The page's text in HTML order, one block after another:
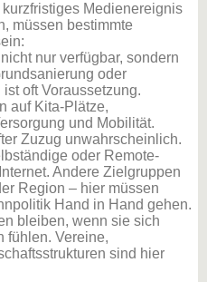
Medienereignis
müssen bestimmte
nur verfügbar, sondern
oder
oft Voraussetzung.
auf Kita-Plätze,
und Mobilität.
Zuzug unwahrscheinlich.
oder Remote-
Andere Zielgruppen
Region – hier müssen
Hand in Hand gehen.
bleiben, wenn sie sich
fühlen. Vereine,
sind hier